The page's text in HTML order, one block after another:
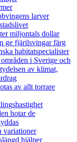
larver
miljontals dollar
ge fjärilsvingar färg
habitatspecialister
i Sverige och
av klimat,
av allt torrare
hotar de
variationer
hjälper